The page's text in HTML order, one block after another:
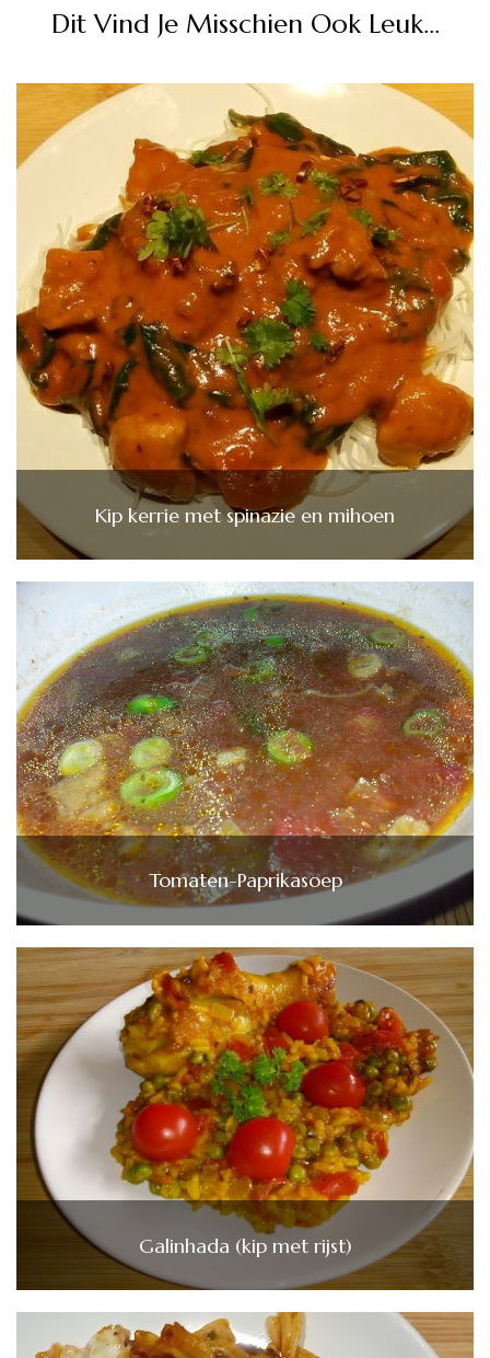
Dit Vind Je Misschien Ook Leuk...
Kip kerrie met spinazie en mihoen
Tomaten-Paprikasoep
Galinhada (kip met rijst)